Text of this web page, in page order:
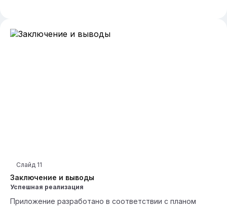
Заключение и выводы
Слайд 11
Успешная реализация
Приложение разработано в соответствии с планом